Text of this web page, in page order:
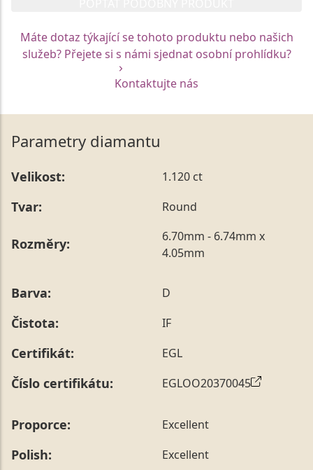
Máte dotaz týkající se tohoto produktu nebo našich
služeb? Přejete si s námi sjednat osobní prohlídku?
Kontaktujte nás
Parametry diamantu
Velikost: 1.120 ct
Tvar: Round
Rozměry:
6.70mm - 6.74mm x
4.05mm
Barva: D
Čistota: IF
Certifikát: EGL
Číslo certifikátu: EGLOO20370045
Proporce: Excellent
Polish: Excellent